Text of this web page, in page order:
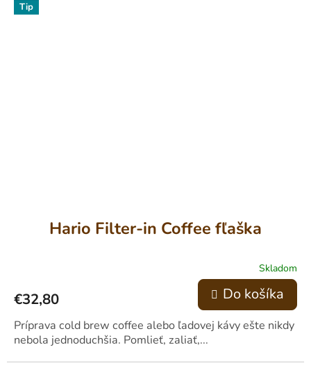
Tip
Hario Filter-in Coffee fľaška
Skladom
€32,80 Do košíka
Príprava cold brew coffee alebo ľadovej kávy ešte nikdy
nebola jednoduchšia. Pomlieť, zaliať,...